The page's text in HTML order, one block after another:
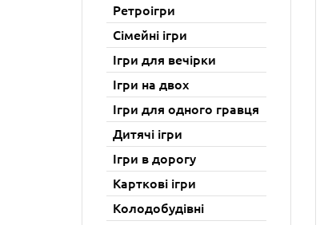
Ретроігри
Сімейні ігри
Ігри для вечірки
Ігри на двох
Ігри для одного гравця
Дитячі ігри
Ігри в дорогу
Карткові ігри
Колодобудівні